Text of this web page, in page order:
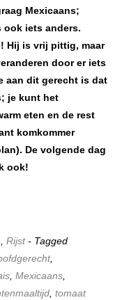
Mexicaans;
ook iets anders.
Hij is vrij pittig, maar
door er iets
aan dit gerecht is dat
je kunt het
eten en de rest
komkommer
De volgende dag
ook!
, Rijst - Tagged
,
, Mexicaans,
, tomaat